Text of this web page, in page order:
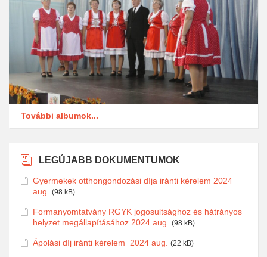
További albumok...
LEGÚJABB DOKUMENTUMOK
Gyermekek otthongondozási díja iránti kérelem 2024
aug.
(98 kB)
Formanyomtatvány RGYK jogosultsághoz és hátrányos
helyzet megállapításához 2024 aug.
(98 kB)
Ápolási díj iránti kérelem_2024 aug. (22 kB)